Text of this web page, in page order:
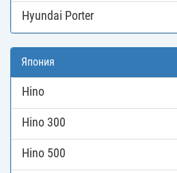
Hyundai Porter
Япония
Hino
Hino 300
Hino 500